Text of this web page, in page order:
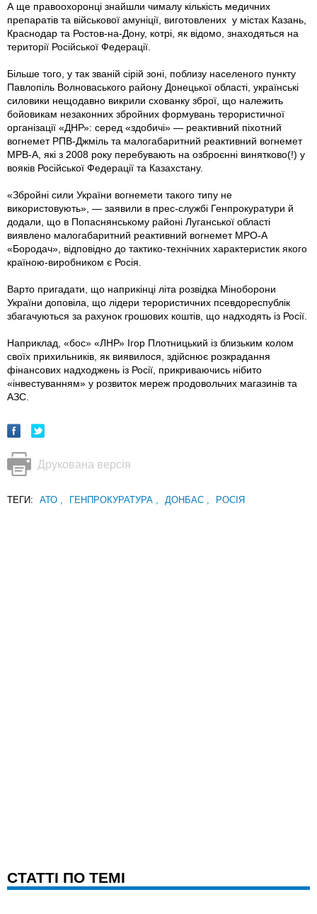
А ще правоохоронці знайшли чималу кількість медичних
препаратів та військової амуніції, виготовлених у містах Казань,
Краснодар та Ростов-на-Дону, котрі, як відомо, знаходяться на
території Російської Федерації.
Більше того, у так званій сірій зоні, поблизу населеного пункту
Павлопіль Волноваського району Донецької області, українські
силовики нещодавно ви­крили схованку зброї, що належить
бойовикам незаконних збройних формувань терористичної
організації «ДНР»: серед «здобичі» — реактивний піхотний
вогнемет РПВ-Джміль та малогабаритний реактивний вогнемет
МРВ-А, які з 2008 року перебувають на озброєнні винятково(!) у
вояків Російської Федерації та Казахстану.
«Збройні сили України вогнемети такого типу не
використовують», — заявили в прес-службі Генпрокуратури й
додали, що в Попаснянському районі Луганської області
виявлено малогабаритний реактивний вогнемет МРО-А
«Бородач», відповідно до тактико-технічних характеристик якого
країною-виробником є Росія.
Варто пригадати, що наприкінці літа розвідка Міноборони
України доповіла, що лідери терористичних псевдореспублік
збагачуються за рахунок грошових коштів, що надходять із Росії.
Наприклад, «бос» «ЛНР» Ігор Плотницький із близьким колом
своїх прихильників, як виявилося, здійснює розкрадання
фінансових надходжень із Росії, прикриваючись нібито
«інвестуванням» у розвиток мереж продовольчих магазинів та
АЗС.
Друкована версія
ТЕГИ: АТО , ГЕНПРОКУРАТУРА , ДОНБАС , РОСІЯ
CТАТТІ ПО ТЕМІ